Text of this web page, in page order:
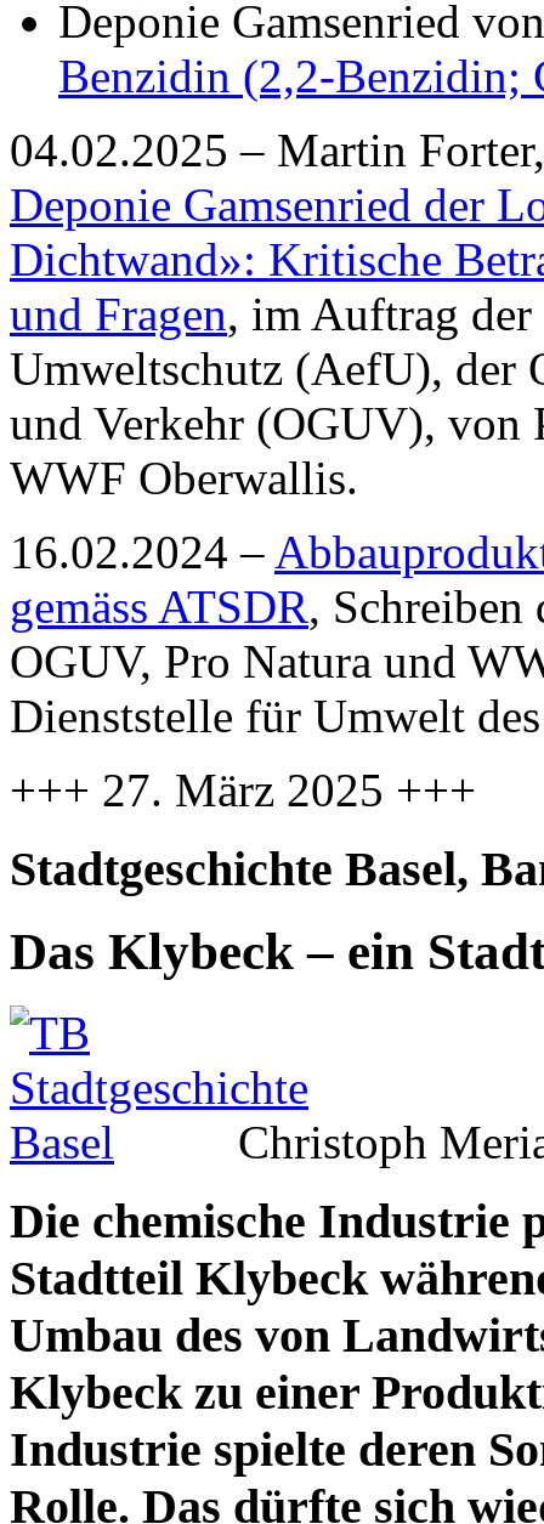
Deponie Gamsenried
Benzidin (2,2-Benzidin;
04.02.2025 – Martin
Deponie Gamsenried der
Dichtwand»: Kritische
und Fragen, im Auftrag
Umweltschutz (AefU), der
und Verkehr (OGUV), von
WWF Oberwallis.
16.02.2024 –
gemäss ATSDR,
OGUV, Pro Natura und
Dienststelle für Umwelt
+++ 27. März 2025 +++
Stadtgeschichte Basel,
Das Klybeck – ein
Christoph
Die chemische Industrie
Stadtteil Klybeck
Umbau des von
Klybeck zu einer
Industrie spielte deren
Rolle. Das dürfte sich